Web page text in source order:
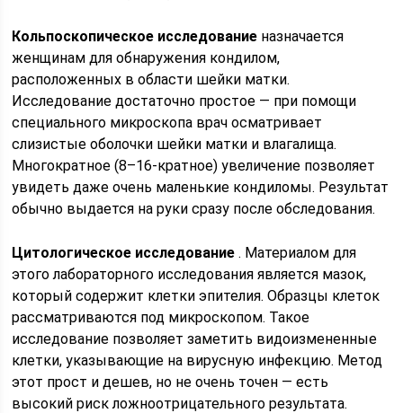
Кольпоскопическое исследование назначается
женщинам для обнаружения кондилом,
расположенных в области шейки матки.
Исследование достаточно простое — при помощи
специального микроскопа врач осматривает
слизистые оболочки шейки матки и влагалища.
Многократное (8–16-кратное) увеличение позволяет
увидеть даже очень маленькие кондиломы. Результат
обычно выдается на руки сразу после обследования.
Цитологическое исследование . Материалом для
этого лабораторного исследования является мазок,
который содержит клетки эпителия. Образцы клеток
рассматриваются под микроскопом. Такое
исследование позволяет заметить видоизмененные
клетки, указывающие на вирусную инфекцию. Метод
этот прост и дешев, но не очень точен — есть
высокий риск ложноотрицательного результата.